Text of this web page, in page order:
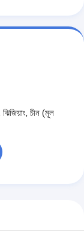
ঝিজিয়াং, চীন (মূল